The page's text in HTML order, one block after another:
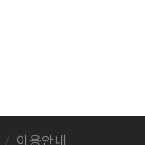
이용안내